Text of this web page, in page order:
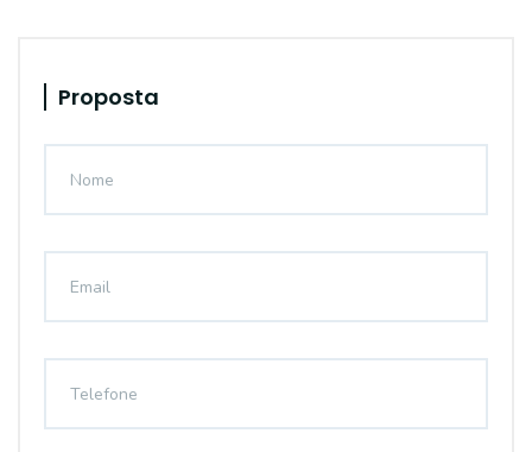
Proposta